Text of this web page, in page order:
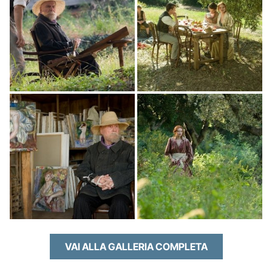
VAI ALLA GALLERIA COMPLETA